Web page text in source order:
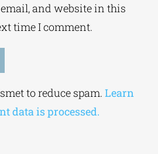
and website in this
time I comment.
to reduce spam. Learn
data is processed.